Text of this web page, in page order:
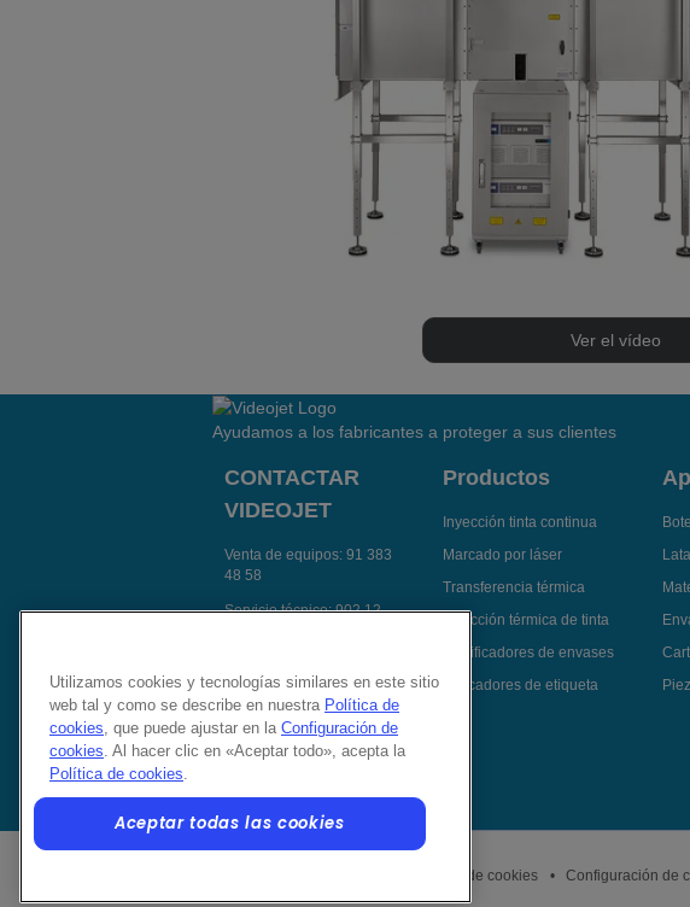
Ver el vídeo
Ayudamos a los fabricantes a proteger a sus clientes
CONTACTAR
VIDEOJET
Venta de equipos: 91 383
48 58
Servicio técnico:902 12
mail
Síguenos en:
Productos
Inyección tinta continua
Marcado por láser
Transferencia térmica
Inyección térmica de tinta
Codificadores de envases
Aplicadores de etiqueta
Política de cookies Configuración de
Utilizamos cookies y tecnologías similares en este sitio
web tal y como se describe en nuestra Política de
cookies, que puede ajustar en la Configuración de
cookies. Al hacer clic en «Aceptar todo», acepta la
Política de cookies.
Aceptar todas las cookies